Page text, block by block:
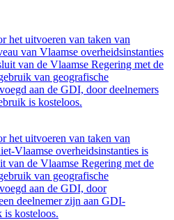
het uitvoeren van taken van
van Vlaamse overheidsinstanties
van de Vlaamse Regering met de
van geografische
aan de GDI, door deelnemers
is kosteloos.
het uitvoeren van taken van
Vlaamse overheidsinstanties is
van de Vlaamse Regering met de
van geografische
aan de GDI, door
deelnemer zijn aan GDI-
kosteloos.